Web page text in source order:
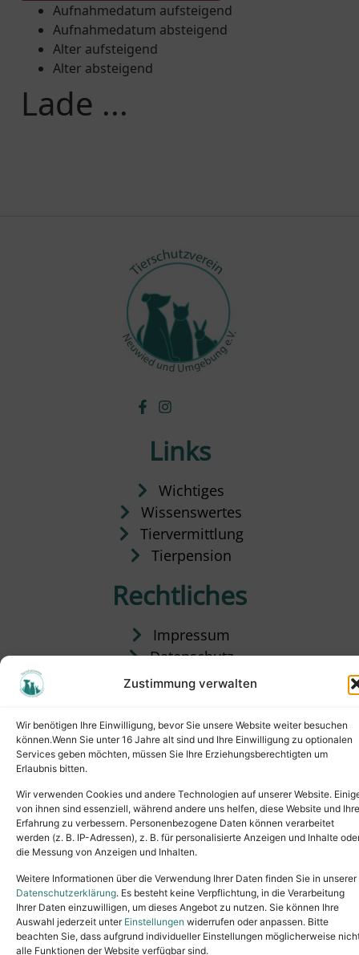
Zustimmung verwalten
Wir benötigen Ihre Einwilligung, bevor Sie unsere Website weiter besuchen
können.Wenn Sie unter 16 Jahre alt sind und Ihre Einwilligung zu optionalen
Services geben möchten, müssen Sie Ihre Erziehungsberechtigten um
Erlaubnis bitten.
Wir verwenden Cookies und andere Technologien auf unserer Website.
von ihnen sind essenziell, während andere uns helfen, diese Website und Ihre
Erfahrung zu verbessern. Personenbezogene Daten können verarbeitet
werden (z. B. IP-Adressen), z. B. für personalisierte Anzeigen und Inhalte
die Messung von Anzeigen und Inhalten.
Weitere Informationen über die Verwendung Ihrer Daten finden Sie in unserer
Datenschutzerklärung. Es besteht keine Verpflichtung, in die Verarbeitung
Ihrer Daten einzuwilligen, um dieses Angebot zu nutzen. Sie können Ihre
Auswahl jederzeit unter Einstellungen widerrufen oder anpassen. Bitte
beachten Sie, dass aufgrund individueller Einstellungen möglicherweise
alle Funktionen der Website verfügbar sind.
Aufnahmedatum aufsteigend
Aufnahmedatum absteigend
Alter aufsteigend
Alter absteigend
Lade ...
Links
Wichtiges
Wissenswertes
Tiervermittlung
Tierpension
Rechtliches
Impressum
Datenschutz
Satzung
Copyright © 2024. All rights reserved.
Tel.: (02631) 55356buero@tierheim-neuwied.de
Ludwigshof 1, 56567 Neuwied